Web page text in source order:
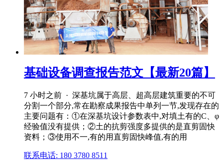
基础设备调查报告范文【最新20篇】
7 小时之前 · 深基坑属于高层、超高层建筑重要的不可
分割一个部分,常在勘察成果报告中单列一节,发现存在的
主要问题有：①在深基坑设计参数表中,对填土有的C、φ
经验值没有提供；②土的抗剪强度多提供的是直剪固快
资料；③使用不一,有的用直剪固快峰值,有的用
联系电话: 180 3780 8511